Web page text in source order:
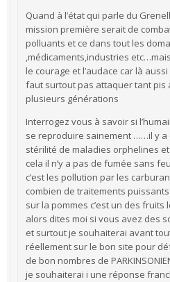
Quand à l’état qui parle du
mission première serait de
polluants et ce dans tout les
,médicaments,industries
le courage et l’audace car là
faut surtout pas attaquer tant pis
plusieurs générations
Interrogez vous à savoir si
se reproduire sainement ……il y a
stérilité de maladies orphelines
cela il n’y a pas de fumée sans
c’est les pollution par les
combien de traitements
sur la pommes c’est un des
alors dites moi si vous avez des
et surtout je souhaiterai avant
réellement sur le bon site pour
de bon nombres de
je souhaiterai i une réponse